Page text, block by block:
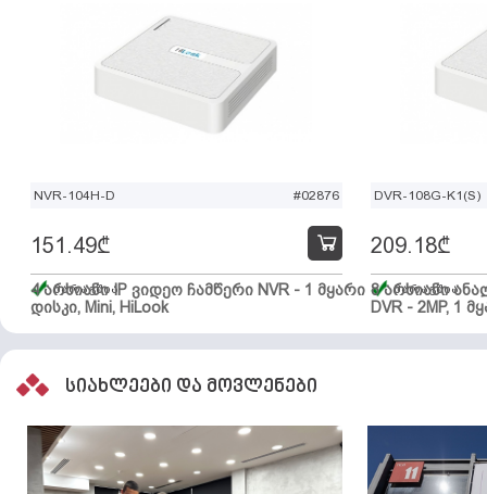
NVR-104H-D #02876
4 არხიანი IP ვიდეო ჩამწერი NVR - 1 მყარი
დისკი, Mini, HiLook
151.49₾
მარაგშია
DVR-108G-K1(S)
8 არხიანი
DVR - 2MP, 1
209.18₾
მარაგშია
სიახლეები და მოვლენები